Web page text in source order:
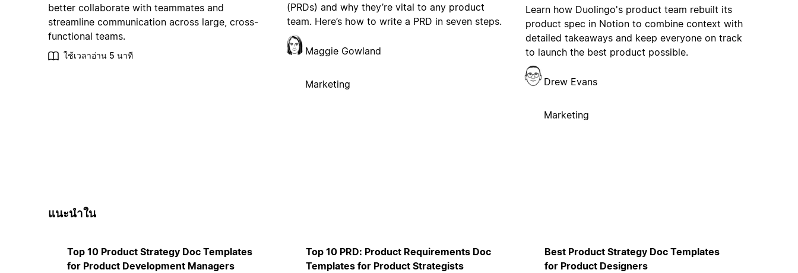
better collaborate with teammates and
streamline communication across large, cross-
functional teams.
ใช้เวลาอ่าน 5 นาที
(PRDs) and why they’re vital to any product
team. Here’s how to write a PRD in seven steps.
Maggie Gowland
Marketing
Learn how Duolingo's product team rebuilt its
product spec in Notion to combine context with
detailed takeaways and keep everyone on track
to launch the best product possible.
Drew Evans
Marketing
แนะนำใน
Top 10 Product Strategy Doc Templates
for Product Development Managers
Top 10 PRD: Product Requirements Doc
Templates for Product Strategists
Best Product Strategy Doc Templates
for Product Designers